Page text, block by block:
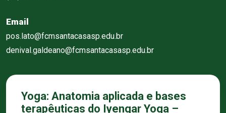
Email
pos.lato@fcmsantacasasp.edu.br
denival.galdeano@fcmsantacasasp.edu.br
Yoga: Anatomia aplicada e bases
terapêuticas do Iyengar Yoga –